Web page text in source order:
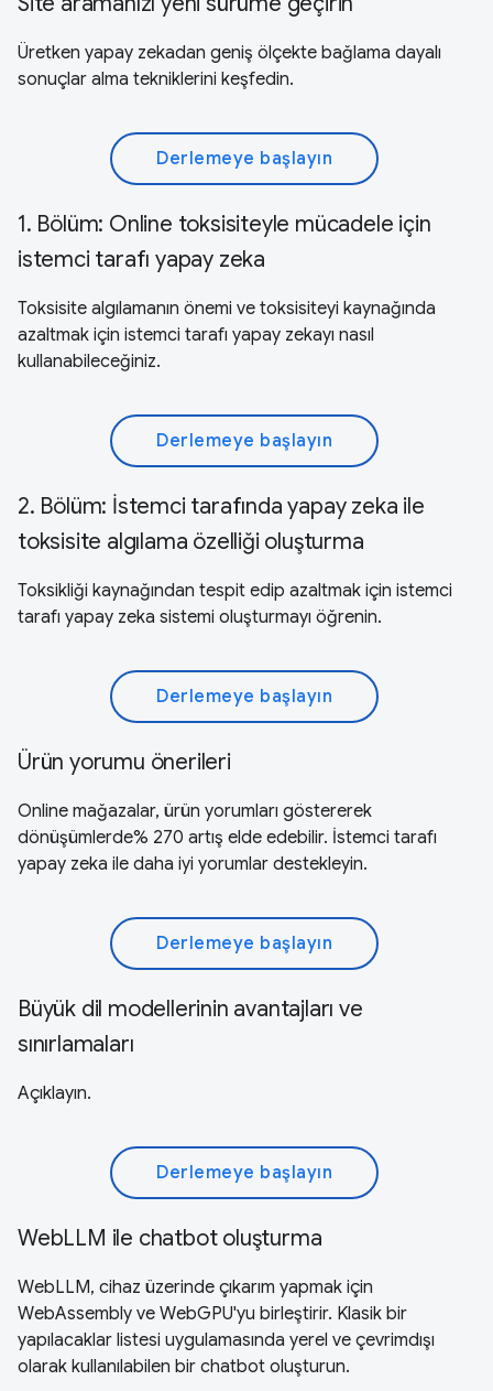
Üretken yapay zekadan geniş ölçekte bağlama dayalı
sonuçlar alma tekniklerini keşfedin.
Derlemeye başlayın
1. Bölüm: Online toksisiteyle mücadele için
istemci tarafı yapay zeka
Toksisite algılamanın önemi ve toksisiteyi kaynağında
azaltmak için istemci tarafı yapay zekayı nasıl
kullanabileceğiniz.
Derlemeye başlayın
2. Bölüm: İstemci tarafında yapay zeka ile
toksisite algılama özelliği oluşturma
Toksikliği kaynağından tespit edip azaltmak için istemci
tarafı yapay zeka sistemi oluşturmayı öğrenin.
Derlemeye başlayın
Ürün yorumu önerileri
Online mağazalar, ürün yorumları göstererek
dönüşümlerde% 270 artış elde edebilir. İstemci tarafı
yapay zeka ile daha iyi yorumlar destekleyin.
Derlemeye başlayın
Büyük dil modellerinin avantajları ve
sınırlamaları
Açıklayın.
Derlemeye başlayın
WebLLM ile chatbot oluşturma
WebLLM, cihaz üzerinde çıkarım yapmak için
WebAssembly ve WebGPU'yu birleştirir. Klasik bir
yapılacaklar listesi uygulamasında yerel ve çevrimdışı
olarak kullanılabilen bir chatbot oluşturun.